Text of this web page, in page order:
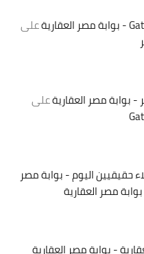
على
مصر العقاريةعلى
حقيقيين اليوم - بوابة مصر
مصر العقارية
- بوابة مصر العقارية